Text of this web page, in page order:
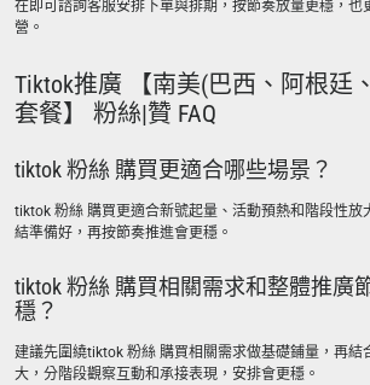
在即可諮詢客服安排下單與排期，按節奏放量更穩，也
營。
Tiktok推廣 【南美(巴西、阿根廷
套餐】 粉絲|贊 FAQ
tiktok 粉絲 購買更適合哪些場景？
tiktok 粉絲 購買更適合新號起量、活動預熱和階段性放
結準備好，再按節奏推進會更穩。
tiktok 粉絲 購買相關需求和整體推廣
穩？
建議先圍繞tiktok 粉絲 購買相關需求做基礎鋪量，再結
大，分階段觀察互動和承接表現，安排會更穩。